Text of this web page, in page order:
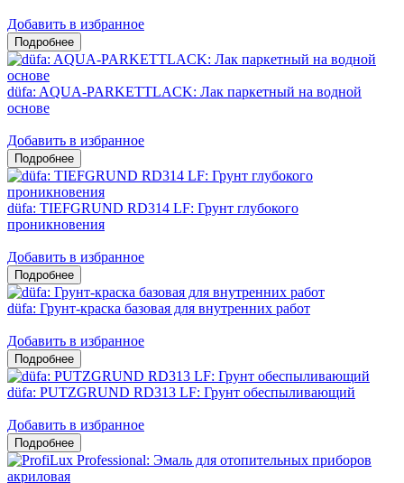
Добавить в избранное
düfa: AQUA-PARKETTLACK: Лак паркетный на водной
основе
Добавить в избранное
düfa: TIEFGRUND RD314 LF: Грунт глубокого
проникновения
Добавить в избранное
düfa: Грунт-краска базовая для внутренних работ
Добавить в избранное
düfa: PUTZGRUND RD313 LF: Грунт обеспыливающий
Добавить в избранное